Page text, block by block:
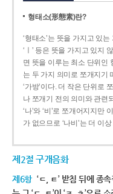
형태소(形態素)란?
‘형태소’는 뜻을 가지고 있
‘ㅣ’ 등은 뜻을 가지고 있지
면 뜻을 이루는 최소 단위인
는 두 가지 의미로 쪼개지기
‘가방’이다. 더 작은 단위로
나 쪼개기 전의 의미와 관련
‘나’와 ‘비’로 쪼개어지지만
가 없으므로 ‘나비’는 더 이
제2절 구개음화
제6항 ‘ㄷ, ㅌ’ 받침 뒤에 종